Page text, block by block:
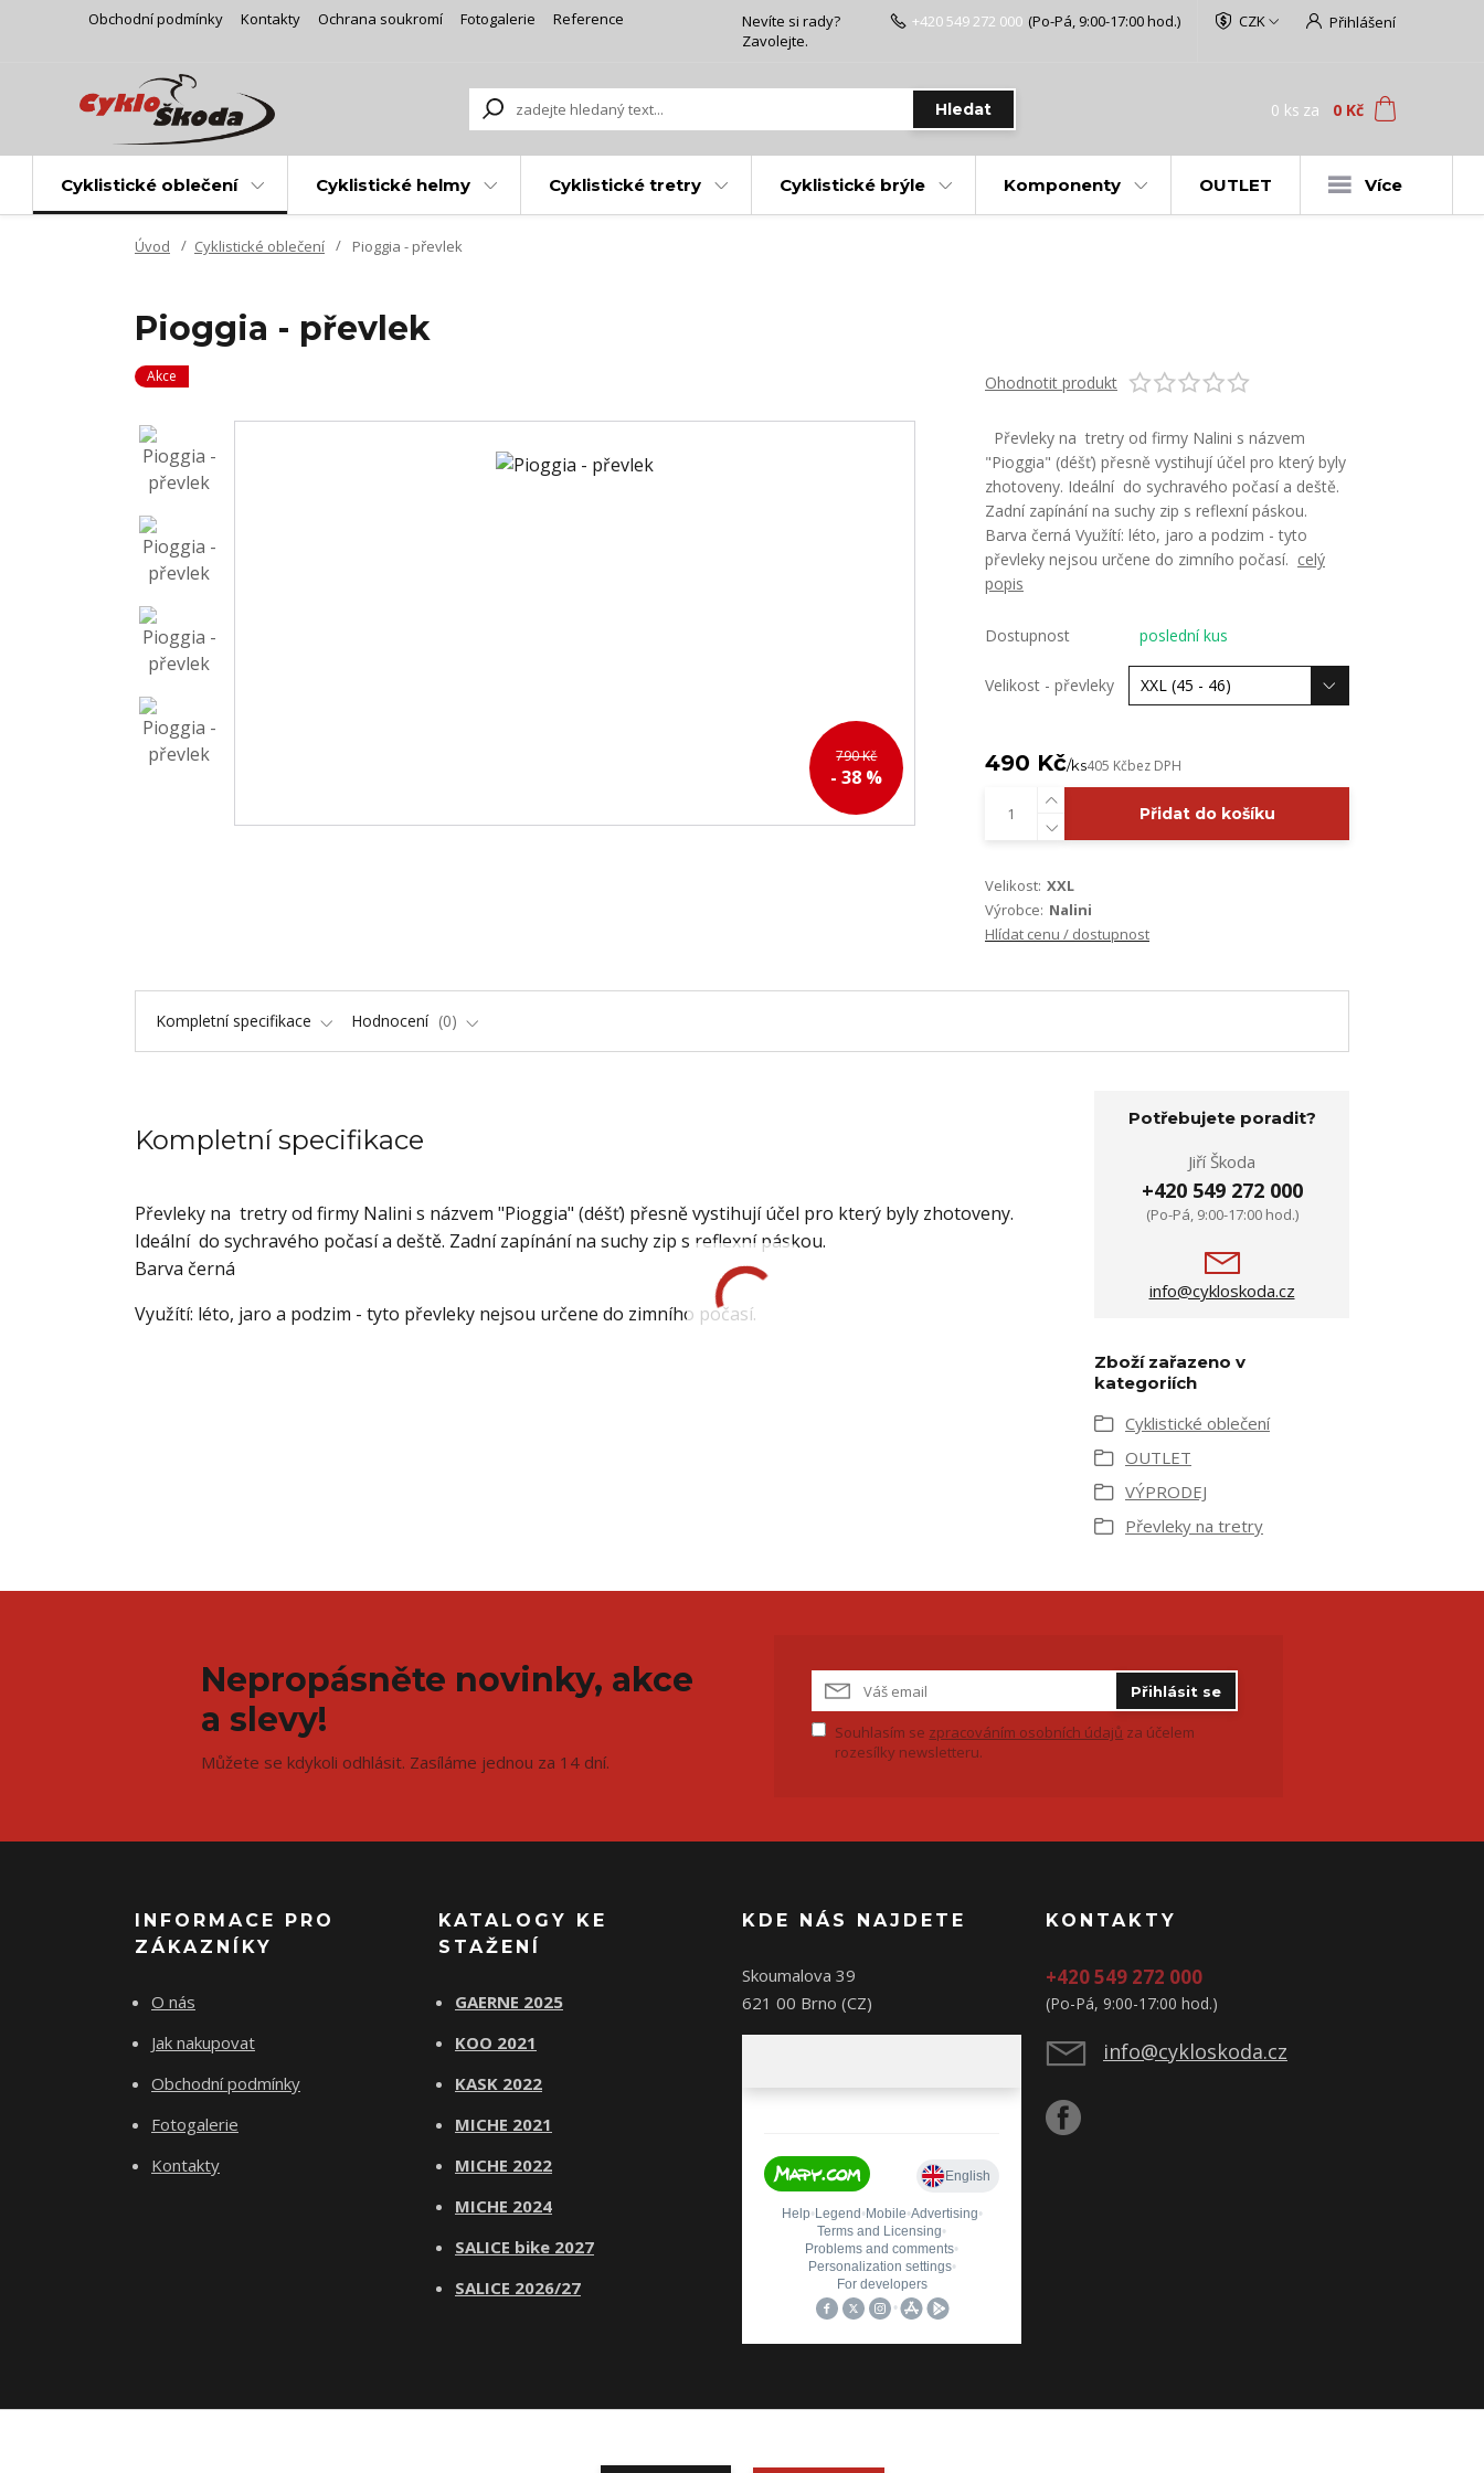
Obchodní podmínky Kontakty Ochrana soukromí Fotogalerie Reference CZK Přihlášení
Hledat
Nevíte si rady?
Zavolejte.
+420 549 272 000 (Po-Pá, 9:00-17:00 hod.)
0 ks za 0 Kč
Cyklistické oblečení Cyklistické helmy Cyklistické tretry Cyklistické brýle Komponenty OUTLET Více
Úvod Cyklistické oblečení Pioggia - převlek
Pioggia - převlek
Akce
790 Kč
- 38 %
Ohodnotit produkt
Převleky na tretry od firmy Nalini s názvem
"Pioggia" (déšť) přesně vystihují účel pro který byly
zhotoveny. Ideální do sychravého počasí a deště.
Zadní zapínání na suchy zip s reflexní páskou.
Barva černá Využítí: léto, jaro a podzim - tyto
převleky nejsou určene do zimního počasí. celý
popis
Dostupnost poslední kus
Velikost - převleky
490 Kč/ks405 Kčbez DPH
Přidat do košíku
Velikost: XXL
Výrobce: Nalini
Hlídat cenu / dostupnost
Kompletní specifikace Hodnocení 0
Kompletní specifikace
Převleky na tretry od firmy Nalini s názvem "Pioggia" (déšť) přesně vystihují účel pro který byly zhotoveny.
Ideální do sychravého počasí a deště. Zadní zapínání na suchy zip s reflexní páskou.
Barva černá
Využítí: léto, jaro a podzim - tyto převleky nejsou určene do zimního počasí.
Potřebujete poradit?
Jiří Škoda
+420 549 272 000
(Po-Pá, 9:00-17:00 hod.)
info@cykloskoda.cz
Zboží zařazeno v
kategoriích
Cyklistické oblečení
OUTLET
VÝPRODEJ
Převleky na tretry
Nepropásněte novinky, akce
a slevy!
Můžete se kdykoli odhlásit. Zasíláme jednou za 14 dní.
Přihlásit se
Souhlasím se zpracováním osobních údajů za účelem
rozesílky newsletteru.
INFORMACE PRO
ZÁKAZNÍKY
O nás
Jak nakupovat
Obchodní podmínky
Fotogalerie
Kontakty
KATALOGY KE
STAŽENÍ
GAERNE 2025
KOO 2021
KASK 2022
MICHE 2021
MICHE 2022
MICHE 2024
SALICE bike 2027
SALICE 2026/27
KDE NÁS NAJDETE
Skoumalova 39
621 00 Brno (CZ)
KONTAKTY
+420 549 272 000
(Po-Pá, 9:00-17:00 hod.)
info@cykloskoda.cz